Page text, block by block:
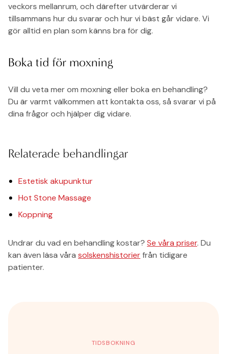
veckors mellanrum, och därefter utvärderar vi
tillsammans hur du svarar och hur vi bäst går vidare. Vi
gör alltid en plan som känns bra för dig.
Boka tid för moxning
Vill du veta mer om moxning eller boka en behandling?
Du är varmt välkommen att kontakta oss, så svarar vi på
dina frågor och hjälper dig vidare.
Relaterade behandlingar
Estetisk akupunktur
Hot Stone Massage
Koppning
Undrar du vad en behandling kostar? Se våra priser. Du
kan även läsa våra solskenshistorierfrån tidigare
patienter.
TIDSBOKNING